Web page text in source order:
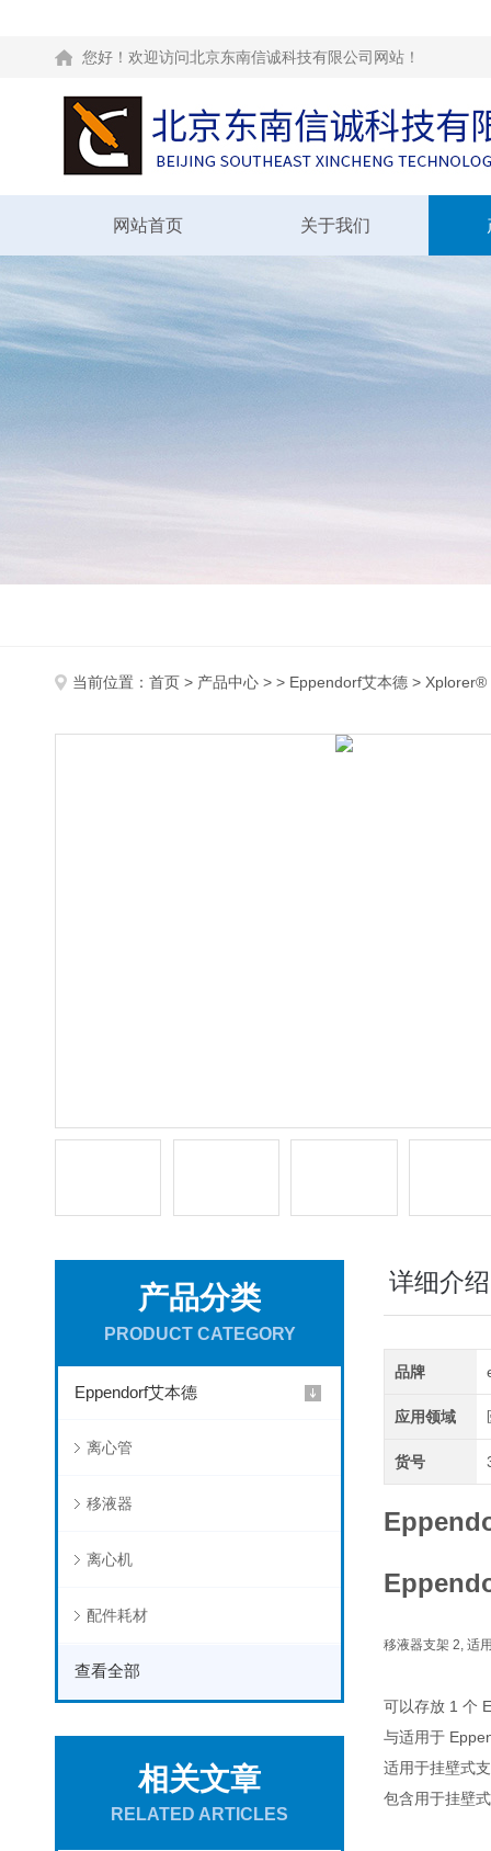
您好！欢迎访问北京东南信诚科技有限公司网站！
网站首页 关于我们
当前位置： 首页 > 产品中心 > > Eppendorf艾本德 > Xplorer®
产品分类
PRODUCT CATEGORY
Eppendorf艾本德
离心管
移液器
离心机
配件耗材
查看全部
相关文章
RELATED ARTICLES
详细介绍
品牌
应用领域
货号
移液器支架 2, 适
可以存放 1 个
与适用于
适用于挂壁式
包含用于挂壁